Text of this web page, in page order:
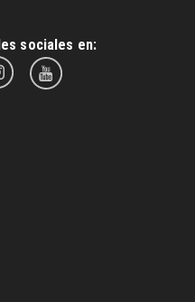
sociales en: